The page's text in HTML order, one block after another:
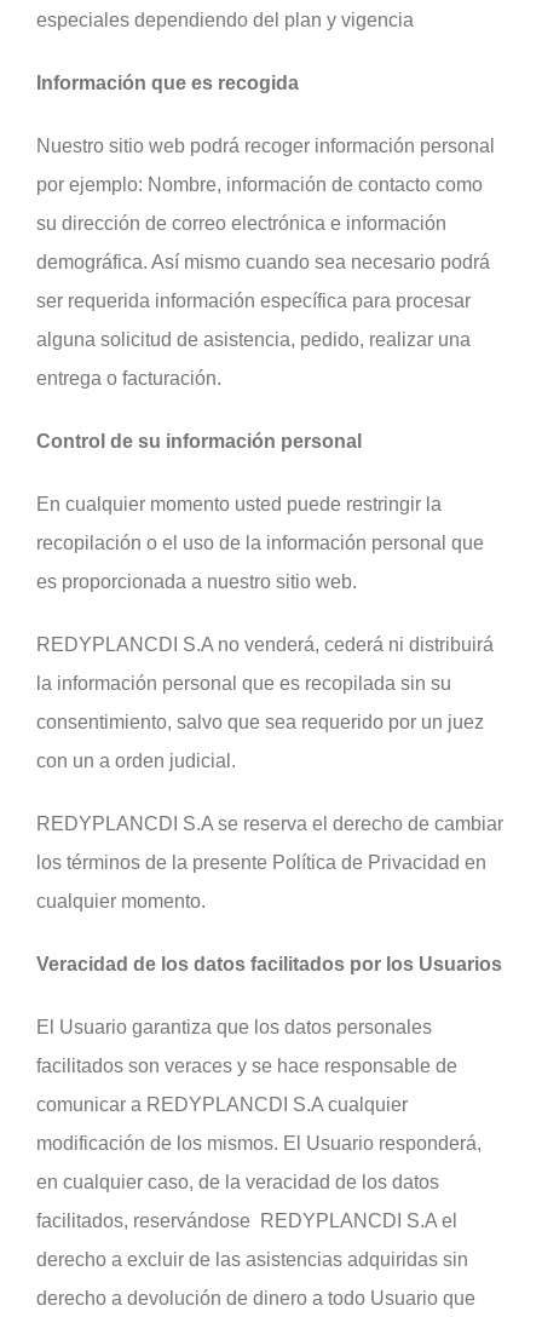
especiales dependiendo del plan y vigencia
Información que es recogida
Nuestro sitio web podrá recoger información personal
por ejemplo: Nombre, información de contacto como
su dirección de correo electrónica e información
demográfica. Así mismo cuando sea necesario podrá
ser requerida información específica para procesar
alguna solicitud de asistencia, pedido, realizar una
entrega o facturación.
Control de su información personal
En cualquier momento usted puede restringir la
recopilación o el uso de la información personal que
es proporcionada a nuestro sitio web.
REDYPLANCDI S.A no venderá, cederá ni distribuirá
la información personal que es recopilada sin su
consentimiento, salvo que sea requerido por un juez
con un a orden judicial.
REDYPLANCDI S.A se reserva el derecho de cambiar
los términos de la presente Política de Privacidad en
cualquier momento.
Veracidad de los datos facilitados por los Usuarios
El Usuario garantiza que los datos personales
facilitados son veraces y se hace responsable de
comunicar a REDYPLANCDI S.A cualquier
modificación de los mismos. El Usuario responderá,
en cualquier caso, de la veracidad de los datos
facilitados, reservándose REDYPLANCDI S.A el
derecho a excluir de las asistencias adquiridas sin
derecho a devolución de dinero a todo Usuario que